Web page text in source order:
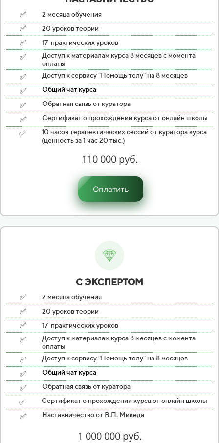
✅ 2 месяца обучения
✅ 20 уроков теории
✅ 17 практических уроков
✅
Доступ к материалам курса 8 месяцев с момента
оплаты
✅ Доступ к сервису "Помощь телу" на 8 месяцев
✅ Общий чат курса
✅ Обратная связь от куратора
✅ Сертификат о прохождении курса от онлайн школы
✅
10 часов терапевтических сессий от куратора курса
(ценность за 1 час 20 тыс.)
110 000 руб.
Оплатить
С ЭКСПЕРТОМ
✅ 2 месяца обучения
✅ 20 уроков теории
✅ 17 практических уроков
✅
Доступ к материалам курса 8 месяцев с момента
оплаты
✅ Доступ к сервису "Помощь телу" на 8 месяцев
✅ Общий чат курса
✅ Обратная связь от куратора
✅ Сертификат о прохождении курса от онлайн школы
✅ Наставничество от В.П. Микеда
1 000 000 руб.